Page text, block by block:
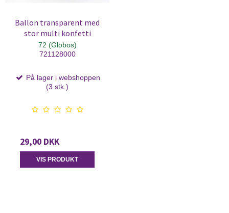
Ballon transparent med
stor multi konfetti
72 (Globos)
721128000
På lager i webshoppen
(3 stk.)
29,00 DKK
VIS PRODUKT